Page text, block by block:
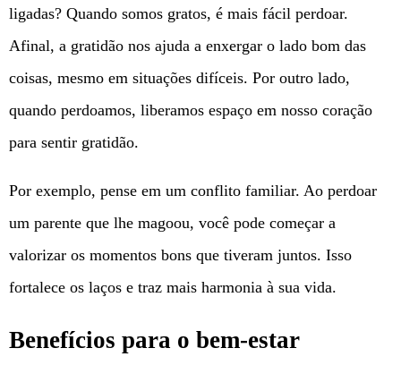
ligadas? Quando somos gratos, é mais fácil perdoar.
Afinal, a gratidão nos ajuda a enxergar o lado bom das
coisas, mesmo em situações difíceis. Por outro lado,
quando perdoamos, liberamos espaço em nosso coração
para sentir gratidão.
Por exemplo, pense em um conflito familiar. Ao perdoar
um parente que lhe magoou, você pode começar a
valorizar os momentos bons que tiveram juntos. Isso
fortalece os laços e traz mais harmonia à sua vida.
Benefícios para o bem-estar